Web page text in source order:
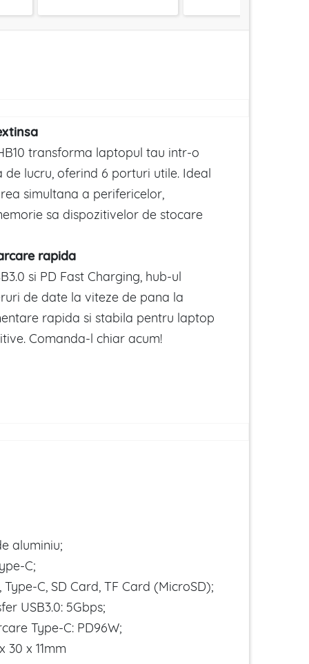
transforma laptopul tau intr-o
de lucru, oferind 6 porturi utile. Ideal
simultana a perifericelor,
sa dispozitivelor de stocare
rapida
si PD Fast Charging, hub-ul
de date la viteze de pana la
rapida si stabila pentru laptop
Comanda-l chiar acum!
aluminiu;
C;
Type-C, SD Card, TF Card (MicroSD);
USB3.0: 5Gbps;
Type-C: PD96W;
30 x 11mm